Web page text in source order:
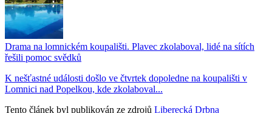
Drama na lomnickém koupališti. Plavec zkolaboval, lidé na sítích
řešili pomoc svědků
K nešťastné události došlo ve čtvrtek dopoledne na koupališti v
Lomnici nad Popelkou, kde zkolaboval...
Tento článek byl publikován ze zdrojů Liberecká Drbna